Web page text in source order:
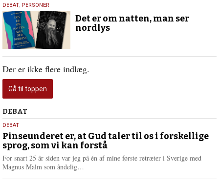
8.
februar
2026
DEBAT, PERSONER
Det er om natten, man ser
nordlys
Der er ikke flere indlæg.
Gå til toppen
Debat
DEBAT
5.
august
2026
DEBAT
Pinseunderet er, at Gud taler til os i forskellige
sprog, som vi kan forstå
For snart 25 år siden var jeg på én af mine første retræter i Sverige med
Magnus Malm som åndelig…